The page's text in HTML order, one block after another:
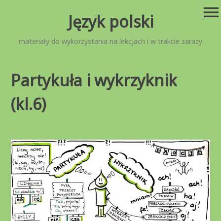
Język polski
materiały do wykorzystania na lekcjach i w trakcie zarazy
menu
Partykuła i wykrzyknik
(kl.6)